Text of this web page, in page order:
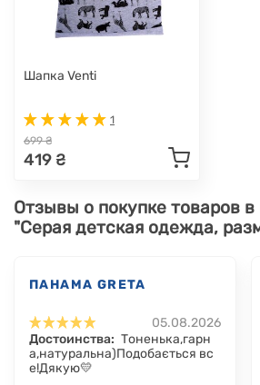
Шапка Venti
1
699 ₴
419 ₴
Отзывы о покупке товаров в
"Серая детская одежда,
ПАНАМА GRETA
05.08.2026
Достоинства: Тоненька,гарн
а,натуральна)Подобається вс
е!Дякую💛